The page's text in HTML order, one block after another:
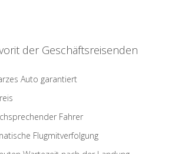
der Geschäftsreisenden
Auto garantiert
Fahrer
Flugmitverfolgung